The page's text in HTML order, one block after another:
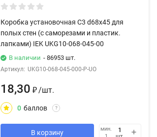
Коробка установочная С3 d68х45 для
полых стен (с саморезами и пластик.
лапками) IEK UKG10-068-045-00
В наличии - 86953 шт.
Артикул: UKG10-068-045-000-P-UO
18,30 ₽/шт.
0 баллов ?
В корзину
мин.